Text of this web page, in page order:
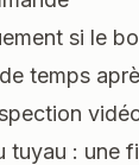
si le
temps
tuyau : une